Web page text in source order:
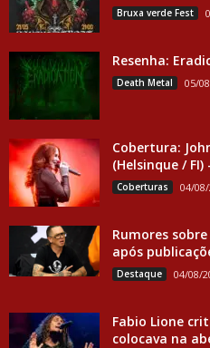
Bruxa verde Fest
Resenha:
Death Metal 05/
Cobertura:
(Helsinque / FI)
Coberturas 04/
Rumores
após
Destaque 04/08/
Fabio Lione
colocava na